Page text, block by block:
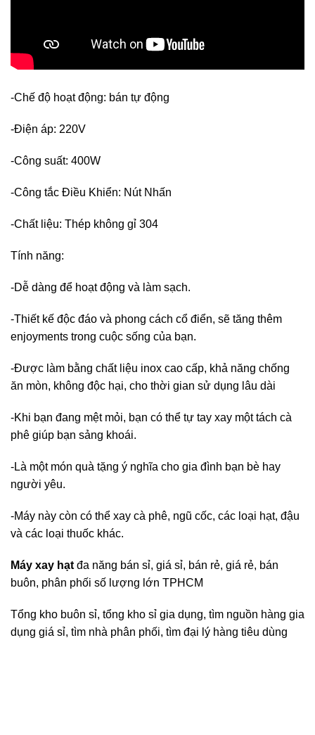
-Chế độ hoạt động: bán tự động
-Điện áp: 220V
-Công suất: 400W
-Công tắc Điều Khiển: Nút Nhấn
-Chất liệu: Thép không gỉ 304
Tính năng:
-Dễ dàng để hoạt động và làm sạch.
-Thiết kế độc đáo và phong cách cổ điển, sẽ tăng thêm
enjoyments trong cuộc sống của bạn.
-Được làm bằng chất liệu inox cao cấp, khả năng chống
ăn mòn, không độc hại, cho thời gian sử dụng lâu dài
-Khi bạn đang mệt mỏi, bạn có thể tự tay xay một tách cà
phê giúp bạn sảng khoái.
-Là một món quà tặng ý nghĩa cho gia đình bạn bè hay
người yêu.
-Máy này còn có thể xay cà phê, ngũ cốc, các loại hạt, đậu
và các loại thuốc khác.
Máy xay hạt đa năng bán sỉ, giá sỉ, bán rẻ, giá rẻ, bán
buôn, phân phối số lượng lớn TPHCM
Tổng kho buôn sỉ, tổng kho sỉ gia dụng, tìm nguồn hàng gia
dụng giá sỉ, tìm nhà phân phối, tìm đại lý hàng tiêu dùng